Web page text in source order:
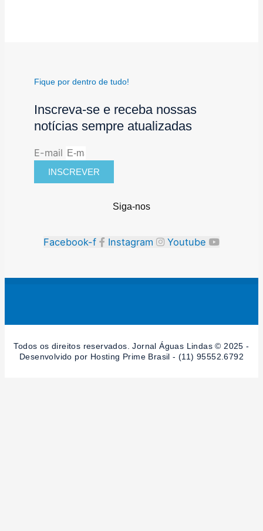
Fique por dentro de tudo!
Inscreva-se e receba nossas
notícias sempre atualizadas
E-mail
INSCREVER
Siga-nos
Facebook-f Instagram Youtube
Todos os direitos reservados. Jornal Águas Lindas © 2025 -
Desenvolvido por Hosting Prime Brasil - (11) 95552.6792